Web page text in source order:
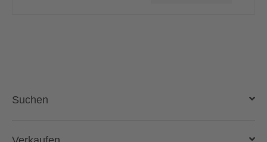
Suchen
Auto kaufen